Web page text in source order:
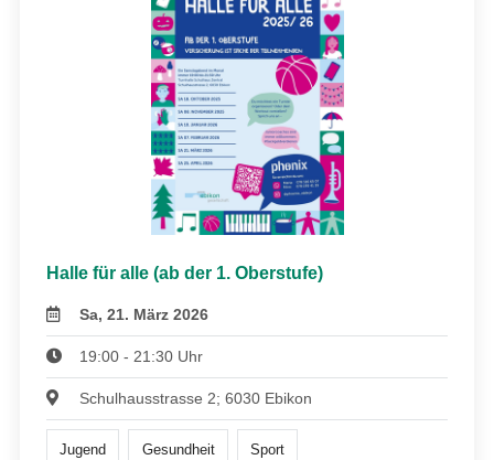
Halle für alle (ab der 1. Oberstufe)
Sa, 21. März 2026
19:00 - 21:30 Uhr
Schulhausstrasse 2; 6030 Ebikon
Jugend Gesundheit Sport